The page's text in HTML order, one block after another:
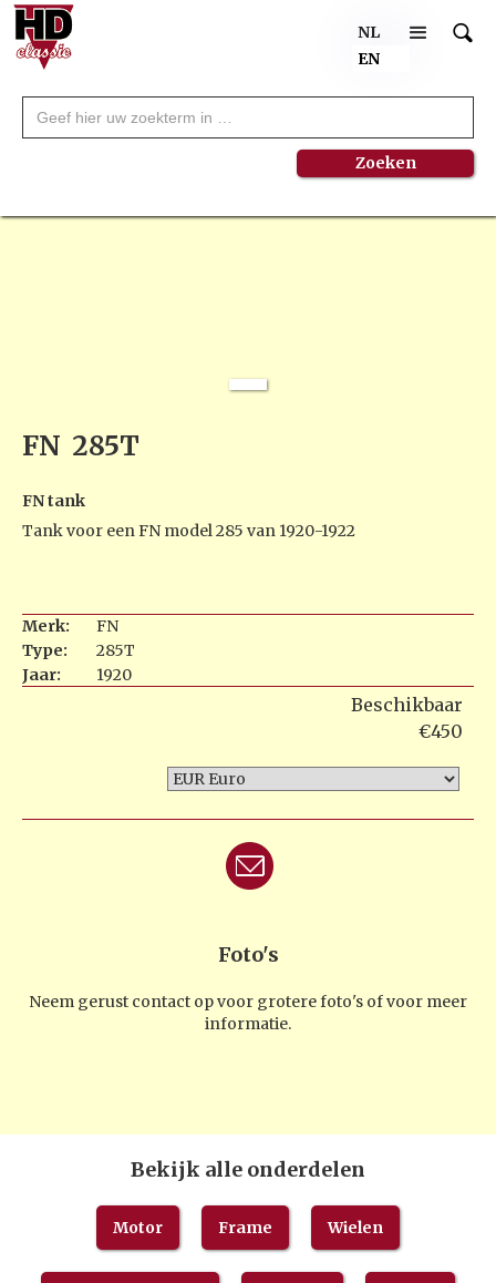
NL
EN
FN 285T
FN tank
Tank voor een FN model 285 van 1920-1922
Merk:
FN
Type:
285T
Jaar:
1920
Beschikbaar
€450
Foto's
Neem gerust contact op voor grotere foto's of voor meer
informatie.
Bekijk alle onderdelen
Motor Frame Wielen